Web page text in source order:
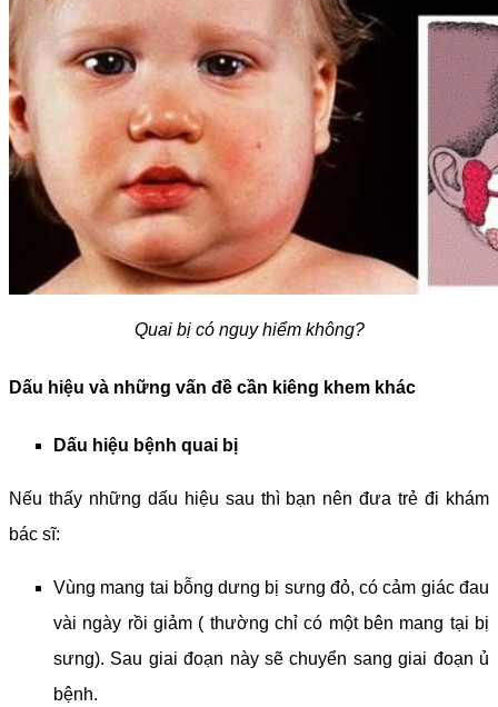
Quai bị có nguy hiểm không?
Dấu hiệu và những vấn đề cần kiêng khem khác
Dấu hiệu bệnh quai bị
Nếu thấy những dấu hiệu sau thì bạn nên đưa trẻ đi khám
bác sĩ:
Vùng mang tai bỗng dưng bị sưng đỏ, có cảm giác đau
vài ngày rồi giảm ( thường chỉ có một bên mang tại bị
sưng). Sau giai đoạn này sẽ chuyển sang giai đoạn ủ
bệnh.